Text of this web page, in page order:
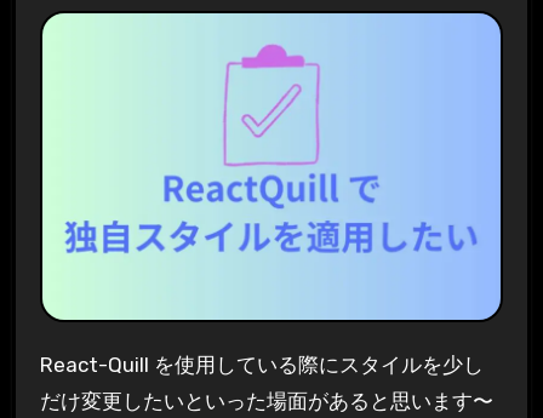
React-Quill を使用している際にスタイルを少し
だけ変更したいといった場面があると思います〜